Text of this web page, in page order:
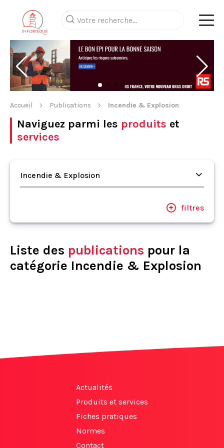
Accueil Publications Incendie & Explosion
Naviguez parmi les produits et
services
Incendie & Explosion
filtres
Liste des publications pour la
catégorie Incendie & Explosion
Actualités
Produits et services
Fiches pratiques
Normes
Contact